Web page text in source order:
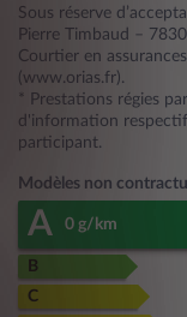
Sous réserve
Pierre Timbaud –
Courtier en
(www.orias.fr).
* Prestations régies
d'information
participant.
Modèles non
A 0 g/km
B
C